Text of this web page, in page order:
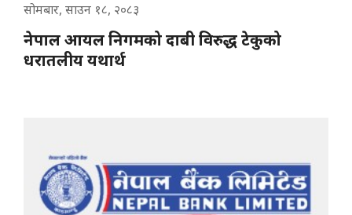
सोमबार, साउन १८, २०८३
नेपाल आयल निगमको दाबी विरुद्ध टेकुको
धरातलीय यथार्थ